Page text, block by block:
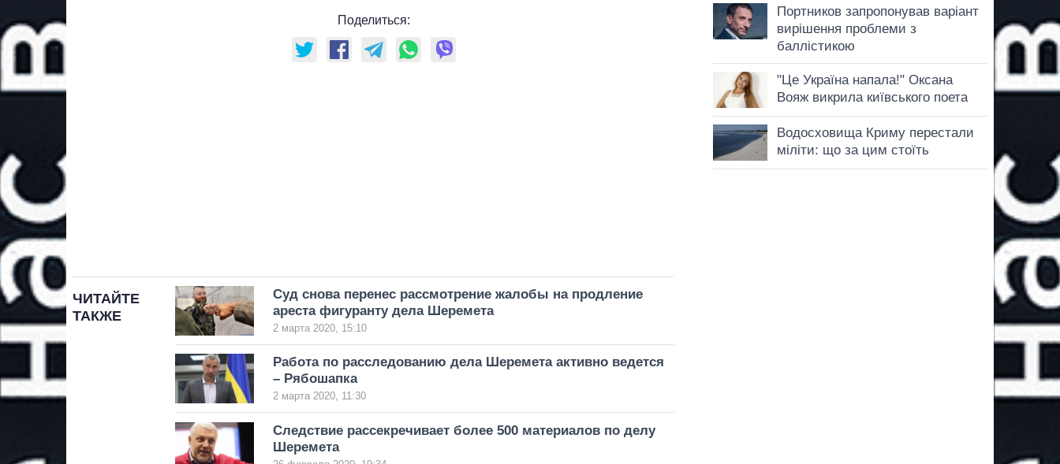
Поделиться:
ЧИТАЙТЕ
ТАКЖЕ
Суд снова перенес рассмотрение жалобы на продление
ареста фигуранту дела Шеремета
2 марта 2020, 15:10
Работа по расследованию дела Шеремета активно ведется
– Рябошапка
2 марта 2020, 11:30
Следствие рассекречивает более 500 материалов по делу
Шеремета